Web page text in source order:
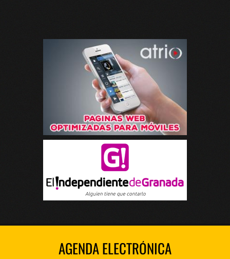
AGENDA ELECTRÓNICA